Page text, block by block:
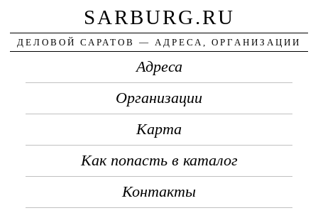
SARBURG.RU
ДЕЛОВОЙ САРАТОВ — АДРЕСА, ОРГАНИЗАЦИИ
Адреса
Организации
Карта
Как попасть в каталог
Контакты